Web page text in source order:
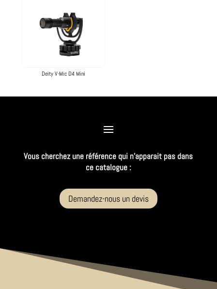
Deity V-Mic D4 Mini
Vous cherchez une référence qui n’apparait pas dans
ce catalogue :
Demandez-nous un devis